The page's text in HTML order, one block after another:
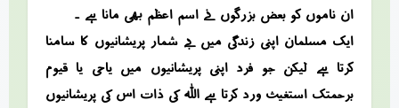
ان ناموں کو بعض بزرگوں نے اسم اعظم بھی مانا ہے ۔
ایک مسلمان اپنی زندگی میں بے شمار پریشانیوں کا سامنا
کرتا ہے لیکن جو فرد اپنی پریشانیوں میں یاحی یا قیوم
برحمتک استغیث ورد کرتا ہے اللہ کی ذات اس کی پریشانیوں